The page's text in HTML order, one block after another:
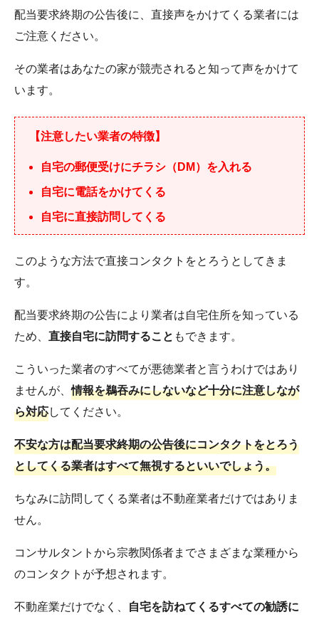
配当要求終期の公告後に、直接声をかけてくる業者には
ご注意ください。
その業者はあなたの家が競売されると知って声をかけて
います。
【注意したい業者の特徴】
自宅の郵便受けにチラシ（DM）を入れる
自宅に電話をかけてくる
自宅に直接訪問してくる
このような方法で直接コンタクトをとろうとしてきま
す。
配当要求終期の公告により業者は自宅住所を知っている
ため、 直接自宅に訪問すること もできます。
こういった業者のすべてが悪徳業者と言うわけではあり
ませんが、情報を鵜吞みにしないなど十分に注意しなが
ら対応してください。
不安な方は配当要求終期の公告後にコンタクトをとろう
としてくる業者はすべて無視するといいでしょう。
ちなみに訪問してくる業者は不動産業者だけではありま
せん。
コンサルタントから宗教関係者までさまざまな業種から
のコンタクトが予想されます。
不動産業だけでなく、
自宅を訪ねてくるすべての勧誘に